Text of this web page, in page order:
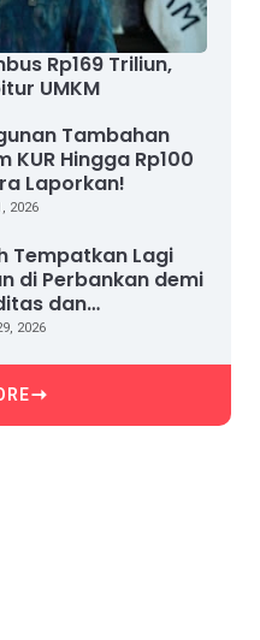
Rp169 Triliun,
UMKM
Tambahan
KUR Hingga Rp100
Laporkan!
2026
Tempatkan Lagi
di Perbankan demi
dan
Kredit
2026